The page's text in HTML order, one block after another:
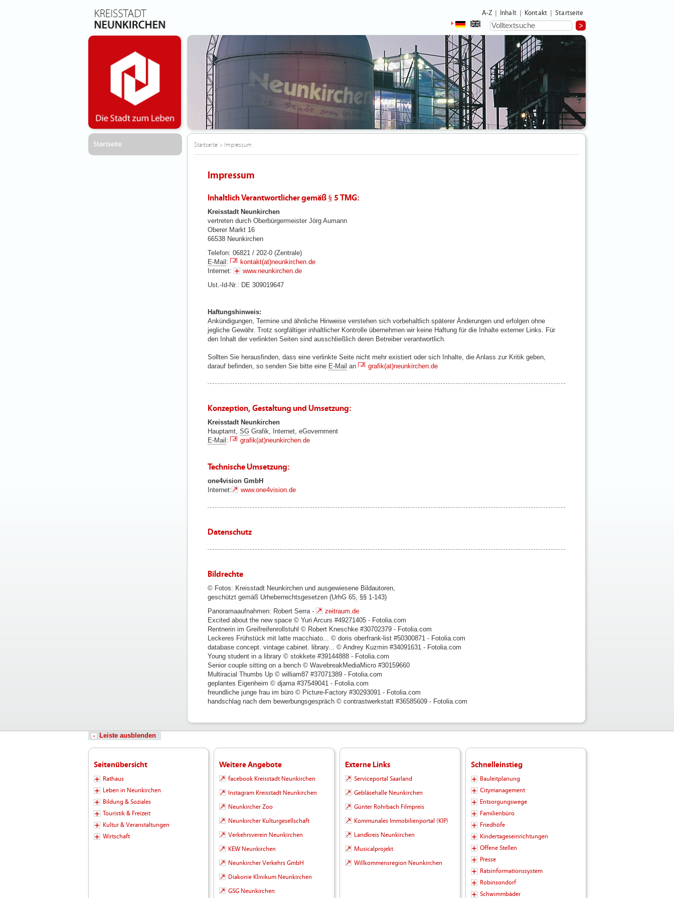
A-Z Inhalt Kontakt Startseite
Startseite Startseite> Impressum
Impressum
Inhaltlich Verantwortlicher gemäß § 5 TMG:
Kreisstadt Neunkirchen
vertreten durch Oberbürgermeister Jörg Aumann
Oberer Markt 16
66538 Neunkirchen
Telefon: 06821 / 202-0 (Zentrale)
E-Mail :
kontakt(at)neunkirchen.de
Internet:
www.neunkirchen.de
Ust.-Id-Nr.: DE 309019647
Haftungshinweis:
Ankündigungen, Termine und ähnliche Hinweise verstehen sich vorbehaltlich späterer Änderungen und erfolgen ohne
jegliche Gewähr. Trotz sorgfältiger inhaltlicher Kontrolle übernehmen wir keine Haftung für die Inhalte externer Links. Für
den Inhalt der verlinkten Seiten sind ausschließlich deren Betreiber verantwortlich.
Sollten Sie herausfinden, dass eine verlinkte Seite nicht mehr existiert oder sich Inhalte, die Anlass zur Kritik geben,
darauf befinden, so senden Sie bitte eine E-Mail an grafik(at)neunkirchen.de
Konzeption, Gestaltung und Umsetzung:
Kreisstadt Neunkirchen
Hauptamt, SGGrafik, Internet, eGovernment
E-Mail : grafik(at)neunkirchen.de
Technische Umsetzung:
one4vision GmbH
Internet:
www.one4vision.de
Datenschutz
Bildrechte
© Fotos: Kreisstadt Neunkirchen und ausgewiesene Bildautoren,
geschützt gemäß Urheberrechtsgesetzen (UrhG 65, §§ 1-143)
Panoramaaufnahmen: Robert Serra -
zeitraum.de
Excited about the new space © Yuri Arcurs #49271405 - Fotolia.com
Rentnerin im Greifreifenrollstuhl © Robert Kneschke #30702379 - Fotolia.com
Leckeres Frühstück mit latte macchiato... © doris oberfrank-list #50300871 - Fotolia.com
database concept. vintage cabinet. library... © Andrey Kuzmin #34091631 - Fotolia.com
Young student in a library © stokkete #39144888 - Fotolia.com
Senior couple sitting on a bench © WavebreakMediaMicro #30159660
Multiracial Thumbs Up © william87 #37071389 - Fotolia.com
geplantes Eigenheim © djama #37549041 - Fotolia.com
freundliche junge frau im büro © Picture-Factory #30293091 - Fotolia.com
handschlag nach dem bewerbungsgespräch © contrastwerkstatt #36585609 - Fotolia.com
Leiste ausblenden
Seitenübersicht
Rathaus
Leben in Neunkirchen
Bildung & Soziales
Touristik & Freizeit
Kultur & Veranstaltungen
Wirtschaft
Weitere Angebote
facebook Kreisstadt Neunkirchen
Instagram Kreisstadt Neunkirchen
Neunkircher Zoo
Neunkircher Kulturgesellschaft
Verkehrsverein Neunkirchen
KEW Neunkirchen
Neunkircher Verkehrs GmbH
Diakonie Klinikum Neunkirchen
GSG Neunkirchen
Externe Links
Serviceportal Saarland
Gebläsehalle Neunkirchen
Günter Rohrbach Filmpreis
Kommunales Immobilienportal (KIP)
Landkreis Neunkirchen
Musicalprojekt
Willkommensregion Neunkirchen
Schnelleinstieg
Bauleitplanung
Citymanagement
Entsorgungswege
Familienbüro
Friedhöfe
Kindertageseinrichtungen
Offene Stellen
Presse
Ratsinformationssystem
Robinsondorf
Schwimmbäder